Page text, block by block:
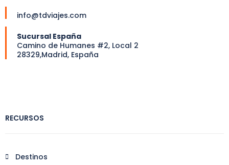
info@tdviajes.com
Sucursal España
Camino de Humanes #2, Local 2
28329,Madrid, España
RECURSOS
Destinos